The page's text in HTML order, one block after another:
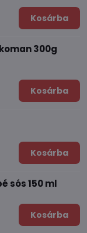
Kosárba
300g
Kosárba
Kosárba
sós 150 ml
Kosárba